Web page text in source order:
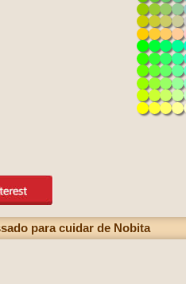
para cuidar de Nobita